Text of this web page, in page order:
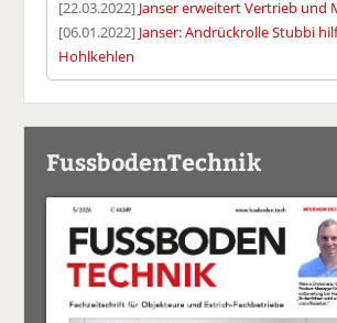
[22.03.2022] Janser erweitert Vertrieb und
[06.01.2022] Janser: Andrückrolle Stubbi
Hohlkehlen
FussbodenTechnik